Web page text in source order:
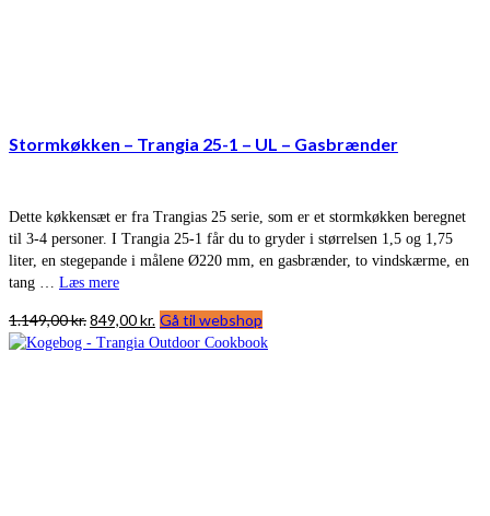
Stormkøkken – Trangia 25-1 – UL – Gasbrænder
Dette køkkensæt er fra Trangias 25 serie, som er et stormkøkken beregnet
til 3-4 personer. I Trangia 25-1 får du to gryder i størrelsen 1,5 og 1,75
liter, en stegepande i målene Ø220 mm, en gasbrænder, to vindskærme, en
tang … Læs mere
1.149,00kr.Den
oprindelige
849,00kr. Den
aktuelle
Gå til webshop